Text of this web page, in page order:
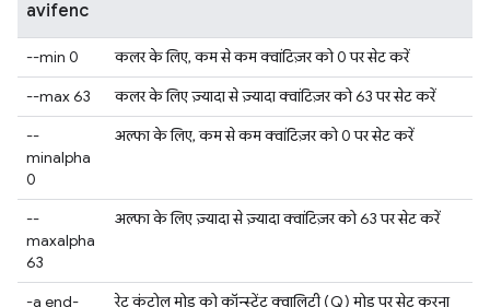
avifenc
--min 0
कलर के लिए, कम से कम क्वांटिज़र को 0 पर सेट करें
--max 63
कलर के लिए ज़्यादा से ज़्यादा क्वांटिज़र को 63 पर सेट करें
--
minalpha
0
अल्फा के लिए, कम से कम क्वांटिज़र को 0 पर सेट करें
--
maxalpha
63
अल्फा के लिए ज़्यादा से ज़्यादा क्वांटिज़र को 63 पर सेट करें
-a end- रेट कंट्रोल मोड को कॉन्स्टेंट क्वालिटी (Q) मोड पर सेट करना